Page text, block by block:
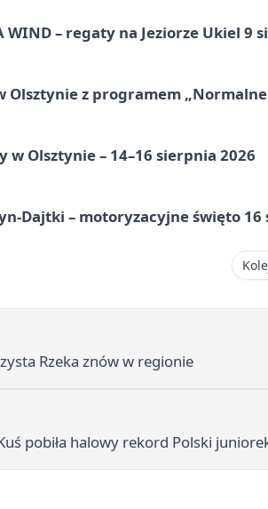
WIND – regaty na Jeziorze Ukiel 9
z programem
Olsztynie – 14–16 sierpnia 2026
Dajtki – motoryzacyjne święto 16
Rzeka znów w regionie
pobiła halowy rekord Polski